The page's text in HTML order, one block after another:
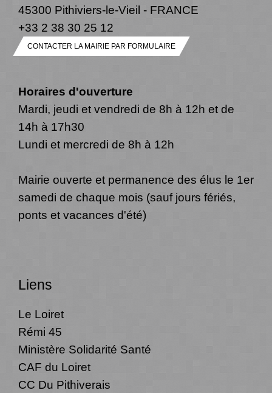
45300 Pithiviers-le-Vieil - FRANCE
+33 2 38 30 25 12
CONTACTER LA MAIRIE PAR FORMULAIRE
Horaires d'ouverture
Mardi, jeudi et vendredi de 8h à 12h et de
14h à 17h30
Lundi et mercredi de 8h à 12h
Mairie ouverte et permanence des élus le 1er
samedi de chaque mois (sauf jours fériés,
ponts et vacances d'été)
Liens
Le Loiret
Rémi 45
Ministère Solidarité Santé
CAF du Loiret
CC Du Pithiverais